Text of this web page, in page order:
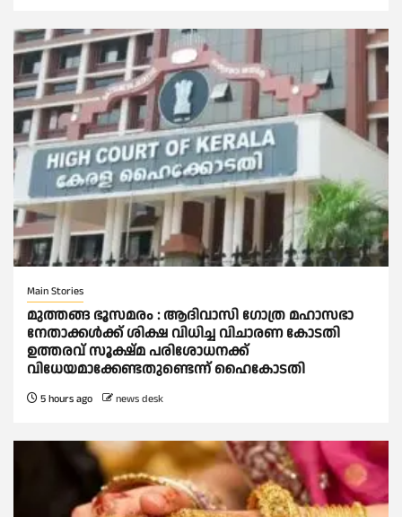
Main Stories
മുത്തങ്ങ ഭൂസമരം : ആദിവാസി ഗോത്ര മഹാസഭാ
നേതാക്കള്‍ക്ക് ശിക്ഷ വിധിച്ച വിചാരണ കോടതി
ഉത്തരവ് സൂക്ഷ്മ പരിശോധനക്ക്
വിധേയമാക്കേണ്ടതുണ്ടെന്ന് ഹൈകോടതി
5 hours ago news desk